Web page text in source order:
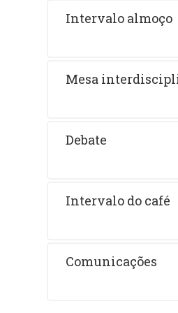
Intervalo almoço
Mesa
Debate
Intervalo do café
Comunicações